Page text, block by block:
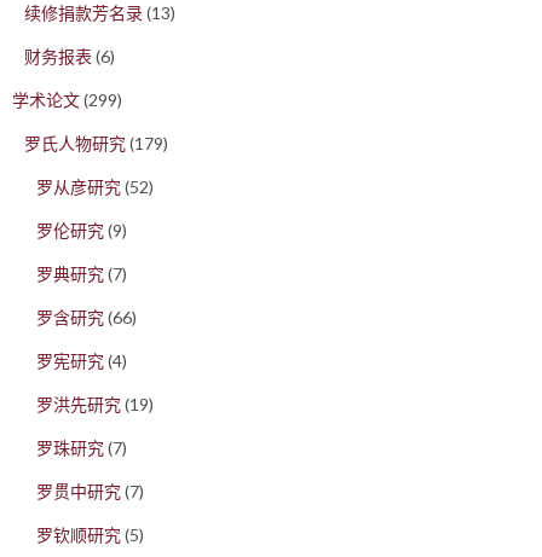
续修捐款芳名录(13)
财务报表 (6)
学术论文(299)
罗氏人物研究(179)
罗从彦研究(52)
罗伦研究(9)
罗典研究(7)
罗含研究(66)
罗宪研究(4)
罗洪先研究(19)
罗珠研究(7)
罗贯中研究(7)
罗钦顺研究(5)